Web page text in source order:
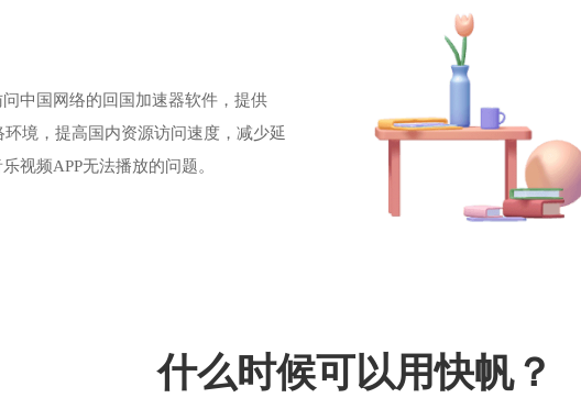
中国网络的回国加速器软件，提供
境，提高国内资源访问速度，减少延
视频APP无法播放的问题。
什么时候可以用快帆？